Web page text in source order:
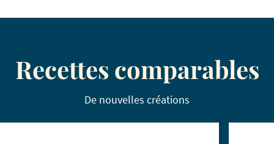
Recettes comparables
De nouvelles créations